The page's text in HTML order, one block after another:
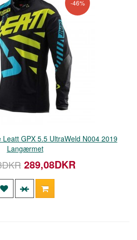
-46%
GPX 5.5 UltraWeld N004 2019
Langærmet
289,08DKR